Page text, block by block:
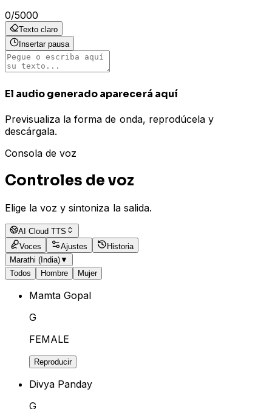
0/5000
Texto claro
Insertar pausa
El audio generado aparecerá aquí
Previsualiza la forma de onda, reprodúcela y
descárgala.
Consola de voz
Controles de voz
Elige la voz y sintoniza la salida.
AI Cloud TTS
Voces
Ajustes
Historia
Marathi (India)▼
Todos
Hombre Mujer
Mamta Gopal
G
FEMALE
Reproducir
Divya Panday
G